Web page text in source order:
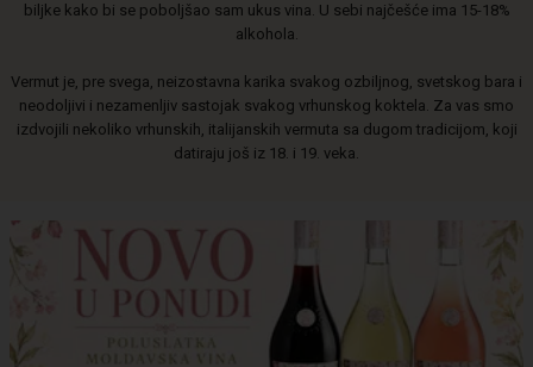
biljke kako bi se poboljšao sam ukus vina. U sebi najčešće ima 15-18%
alkohola.
Vermut je, pre svega, neizostavna karika svakog ozbiljnog, svetskog bara i
neodoljivi i nezamenljiv sastojak svakog vrhunskog koktela. Za vas smo
izdvojili nekoliko vrhunskih, italijanskih vermuta sa dugom tradicijom, koji
datiraju još iz 18. i 19. veka.